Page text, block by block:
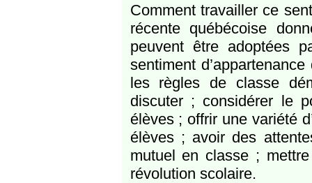
Comment travailler ce
récente québécoise
peuvent être adoptées
sentiment
les règles de classe
discuter ; considérer le
élèves ; offrir une variété
élèves ; avoir des
mutuel en classe ; mettre
révolution scolaire.